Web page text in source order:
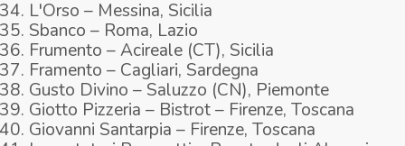
L'Orso – Messina, Sicilia
Sbanco – Roma, Lazio
Frumento – Acireale (CT), Sicilia
Framento – Cagliari, Sardegna
Gusto Divino – Saluzzo (CN), Piemonte
Giotto Pizzeria – Bistrot – Firenze, Toscana
Giovanni Santarpia – Firenze, Toscana